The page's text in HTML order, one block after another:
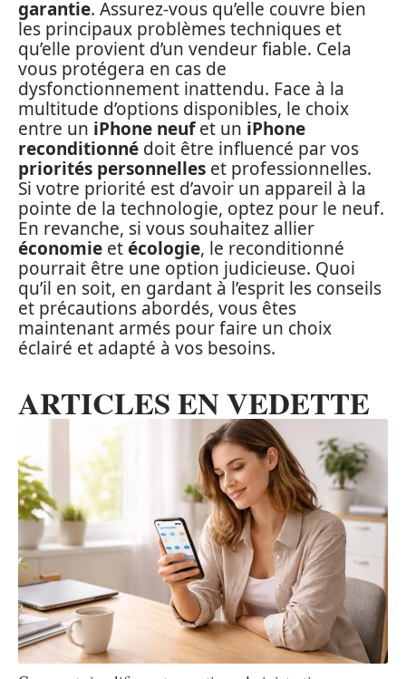
garantie. Assurez-vous qu’elle couvre bien
les principaux problèmes techniques et
qu’elle provient d’un vendeur fiable. Cela
vous protégera en cas de
dysfonctionnement inattendu. Face à la
multitude d’options disponibles, le choix
entre un iPhone neufet un iPhone
reconditionné doit être influencé par vos
priorités personnelles et professionnelles.
Si votre priorité est d’avoir un appareil à la
pointe de la technologie, optez pour le neuf.
En revanche, si vous souhaitez allier
économie etécologie, le reconditionné
pourrait être une option judicieuse. Quoi
qu’il en soit, en gardant à l’esprit les conseils
et précautions abordés, vous êtes
maintenant armés pour faire un choix
éclairé et adapté à vos besoins.
ARTICLES EN VEDETTE